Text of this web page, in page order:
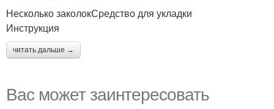
Несколько заколокСредство для укладки
Инструкция
читать дальше →
Вас может заинтересовать